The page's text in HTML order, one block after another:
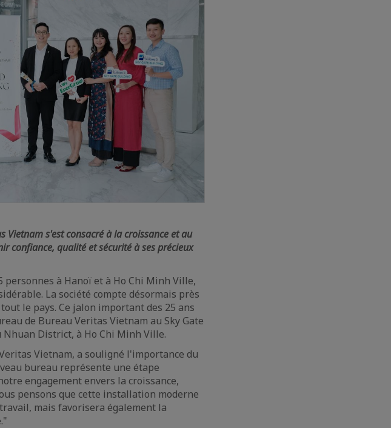
Vietnam s'est consacré à la croissance et au
confiance, qualité et sécurité à ses précieux
personnes à Hanoï et à Ho Chi Minh Ville,
La société compte désormais près
le pays. Ce jalon important des 25 ans
de Bureau Veritas Vietnam au Sky Gate
District, à Ho Chi Minh Ville.
Vietnam, a souligné l'importance du
bureau représente une étape
engagement envers la croissance,
pensons que cette installation moderne
mais favorisera également la